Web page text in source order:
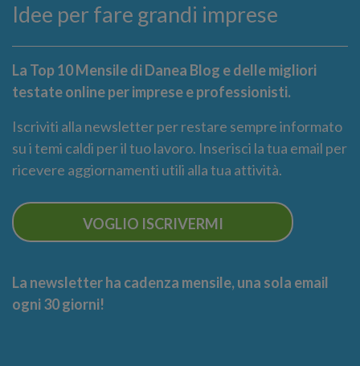
Idee per fare grandi imprese
La Top 10 Mensile di Danea Blog e delle migliori
testate online per imprese e professionisti.
Iscriviti alla newsletter per restare sempre informato
su i temi caldi per il tuo lavoro. Inserisci la tua email per
ricevere aggiornamenti utili alla tua attività.
VOGLIO ISCRIVERMI
La newsletter ha cadenza mensile, una sola email
ogni 30 giorni!